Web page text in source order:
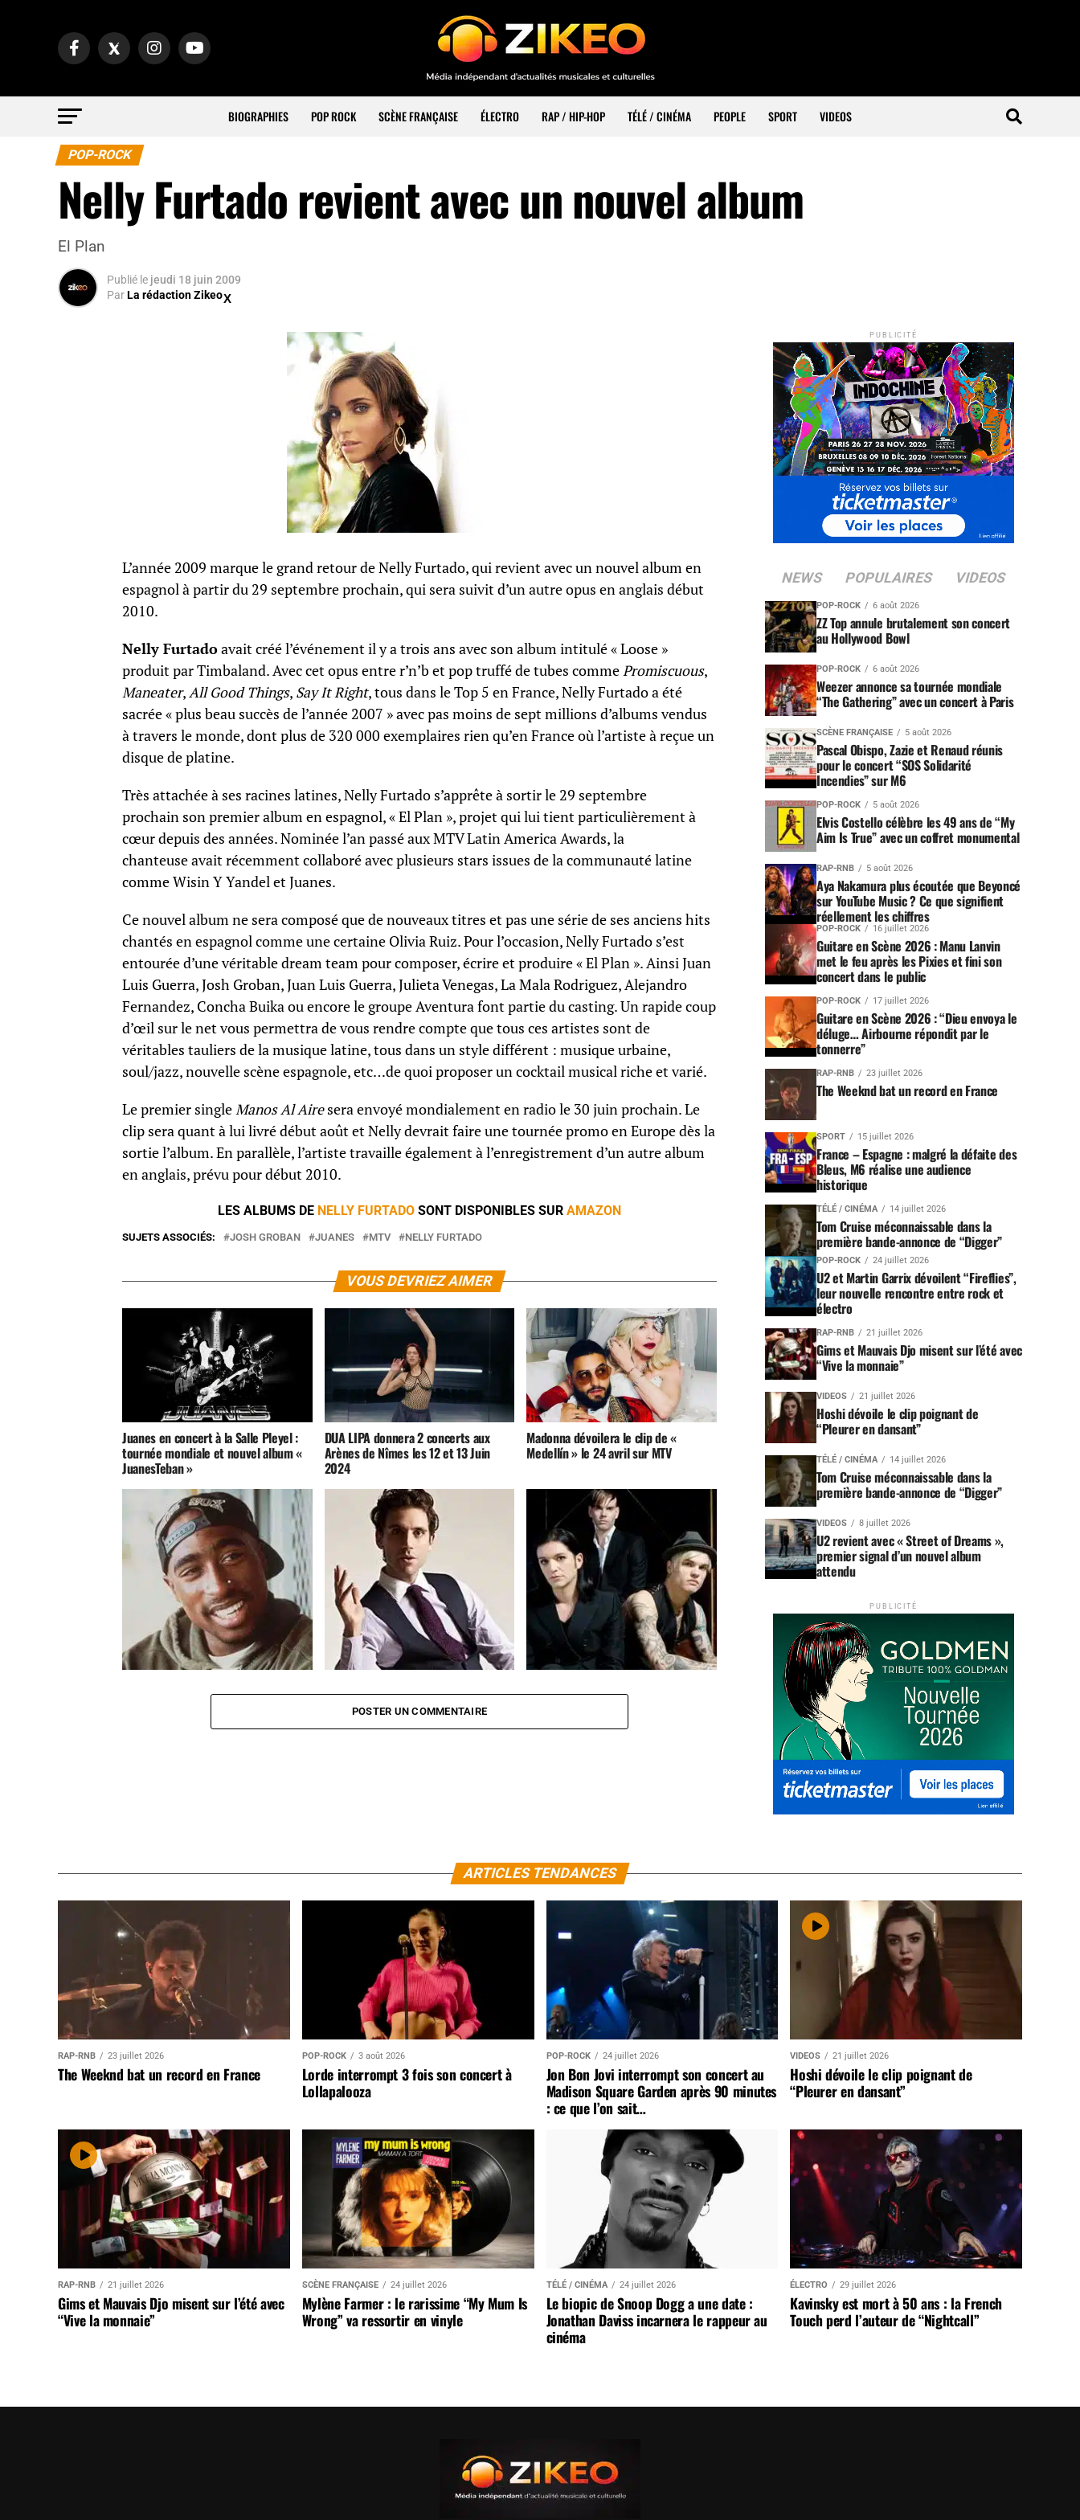
BIOGRAPHIES POP ROCK SCÈNE FRANÇAISE ÉLECTRO RAP / HIP-HOP TÉLÉ / CINÉMA PEOPLE SPORT VIDEOS
POP-ROCK
Nelly Furtado revient avec un nouvel album
El Plan
Publié le jeudi 18 juin 2009
ParLa rédaction Zikeo
L’année 2009 marque le grand retour de Nelly Furtado, qui revient avec un nouvel album en
espagnol à partir du 29 septembre prochain, qui sera suivit d’un autre opus en anglais début
2010.
Nelly Furtadoavait créé l’événement il y a trois ans avec son album intitulé « Loose »
produit par Timbaland. Avec cet opus entre r’n’b et pop truffé de tubes commePromiscuous,
Maneater,All Good Things, Say It Right, tous dans le Top 5 en France, Nelly Furtado a été
sacrée « plus beau succès de l’année 2007 » avec pas moins de sept millions d’albums vendus
à travers le monde, dont plus de 320 000 exemplaires rien qu’en France où l’artiste à reçue un
disque de platine.
Très attachée à ses racines latines, Nelly Furtado s’apprête à sortir le 29 septembre
prochain son premier album en espagnol, « El Plan », projet qui lui tient particulièrement à
cœur depuis des années. Nominée l’an passé aux MTV Latin America Awards, la
chanteuse avait récemment collaboré avec plusieurs stars issues de la communauté latine
comme Wisin Y Yandel et Juanes.
Ce nouvel album ne sera composé que de nouveaux titres et pas une série de ses anciens hits
chantés en espagnol comme une certaine Olivia Ruiz. Pour l’occasion, Nelly Furtado s’est
entourée d’une véritable dream team pour composer, écrire et produire « El Plan ». Ainsi Juan
Luis Guerra, Josh Groban, Juan Luis Guerra, Julieta Venegas, La Mala Rodriguez, Alejandro
Fernandez, Concha Buika ou encore le groupe Aventura font partie du casting. Un rapide coup
d’œil sur le net vous permettra de vous rendre compte que tous ces artistes sont de
véritables tauliers de la musique latine, tous dans un style différent : musique urbaine,
soul/jazz, nouvelle scène espagnole, etc…de quoi proposer un cocktail musical riche et varié.
Le premier singleManos Al Airesera envoyé mondialement en radio le 30 juin prochain. Le
clip sera quant à lui livré début août et Nelly devrait faire une tournée promo en Europe dès la
sortie l’album. En parallèle, l’artiste travaille également à l’enregistrement d’un autre album
en anglais, prévu pour début 2010.
LES ALBUMS DE NELLY FURTADO SONT DISPONIBLES SUR AMAZON
SUJETS ASSOCIÉS: JOSH GROBAN JUANES MTV NELLY FURTADO
VOUS DEVRIEZ AIMER
Juanes en concert à la Salle Pleyel :
tournée mondiale et nouvel album «
JuanesTeban »
DUA LIPA donnera 2 concerts aux
Arènes de Nîmes les 12 et 13 Juin
2024
Madonna dévoilera le clip de «
Medellín » le 24 avril sur MTV
contre Donald Trump POSTER UN COMMENTAIRE
PUBLICITÉ
NEWS POPULAIRES VIDEOS
POP-ROCK 6 août 2026
ZZ Top annule brutalement son concert
au Hollywood Bowl
POP-ROCK 6 août 2026
Weezer annonce sa tournée mondiale
“The Gathering” avec un concert à Paris
SCÈNE FRANÇAISE 5 août 2026
Pascal Obispo, Zazie et Renaud réunis
pour le concert “SOS Solidarité
Incendies” sur M6
POP-ROCK 5 août 2026
Elvis Costello célèbre les 49 ans de “My
Aim Is True” avec un coffret monumental
RAP-RNB 5 août 2026
Aya Nakamura plus écoutée que Beyoncé
sur YouTube Music ? Ce que signifient
réellement les chiffres
POP-ROCK 16 juillet 2026
Guitare en Scène 2026 : Manu Lanvin
met le feu après les Pixies et fini son
concert dans le public
POP-ROCK 17 juillet 2026
Guitare en Scène 2026 : “Dieu envoya le
déluge… Airbourne répondit par le
tonnerre”
RAP-RNB 23 juillet 2026
The Weeknd bat un record en France
SPORT 15 juillet 2026
France – Espagne : malgré la défaite des
Bleus, M6 réalise une audience
historique
TÉLÉ / CINÉMA 14 juillet 2026
Tom Cruise méconnaissable dans la
première bande-annonce de “Digger”
POP-ROCK 24 juillet 2026
U2 et Martin Garrix dévoilent “Fireflies”,
leur nouvelle rencontre entre rock et
électro
RAP-RNB 21 juillet 2026
Gims et Mauvais Djo misent sur l’été avec
“Vive la monnaie”
VIDEOS 21 juillet 2026
Hoshi dévoile le clip poignant de
“Pleurer en dansant”
TÉLÉ / CINÉMA 14 juillet 2026
Tom Cruise méconnaissable dans la
première bande-annonce de “Digger”
VIDEOS 8 juillet 2026
U2 revient avec « Street of Dreams »,
premier signal d’un nouvel album
attendu
PUBLICITÉ
ARTICLES TENDANCES
RAP-RNB 23 juillet 2026
The Weeknd bat un record en France
POP-ROCK 3 août 2026
Lorde interrompt 3 fois son concert à
Lollapalooza
POP-ROCK 24 juillet 2026
Jon Bon Jovi interrompt son concert au
Madison Square Garden après 90 minutes
: ce que l’on sait…
VIDEOS 21 juillet 2026
Hoshi dévoile le clip poignant de
“Pleurer en dansant”
RAP-RNB 21 juillet 2026
Gims et Mauvais Djo misent sur l’été avec
“Vive la monnaie”
SCÈNE FRANÇAISE 24 juillet 2026
Mylène Farmer : le rarissime “My Mum Is
Wrong” va ressortir en vinyle
TÉLÉ / CINÉMA 24 juillet 2026
Le biopic de Snoop Dogg a une date :
Jonathan Daviss incarnera le rappeur au
cinéma
ÉLECTRO 29 juillet 2026
Kavinsky est mort à 50 ans : la French
Touch perd l’auteur de “Nightcall”